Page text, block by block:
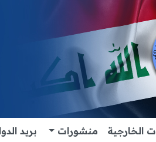
الخارجية منشورات بريد